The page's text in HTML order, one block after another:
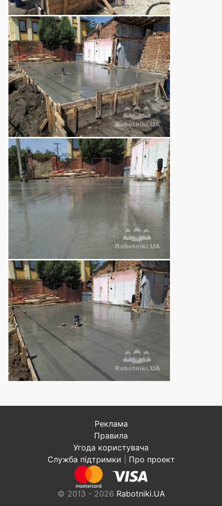
Реклама
Правила
Угода користувача
Служба підтримки
Про проект
© 2013 - 2026 Rabotniki.UA